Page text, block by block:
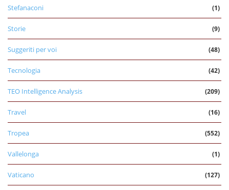
Stefanaconi (1)
Storie (9)
Suggeriti per voi (48)
Tecnologia (42)
TEO Intelligence Analysis (209)
Travel (16)
Tropea (552)
Vallelonga (1)
Vaticano (127)